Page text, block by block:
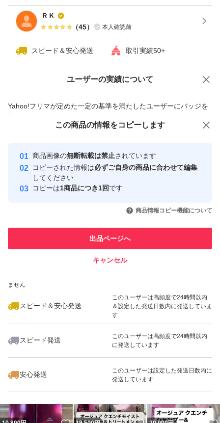
ＲＫ
（45） 本人確認前
スピード＆安心発送 取引実績50+
ユーザーの実績について
Yahoo!フリマが定めた一定の基準を満たしたユーザーにバッジを
付与しています
安心取引出品者
心・安全なユーザーです
取引実績
引を完了させた実績があります
での取引実績があります
ません
スピード＆安心発送
このユーザーは高頻度で24時間以内
＆設定した発送日数内に発送していま
す
スピード発送
このユーザーは高頻度で24時間以内
に発送しています
安心発送
このユーザーは設定した発送日数内に
発送しています
価格の相談 商品への質問
この商品の情報をコピーします
商品画像の無断転載は禁止されています
コピーされた情報は必ずご自身の商品に合わせて編集
してください
コピーは1商品につき1回です
商品情報コピー機能について
出品ページへ
キャンセル
この商品をみている人にオススメ
いいね！
15,400